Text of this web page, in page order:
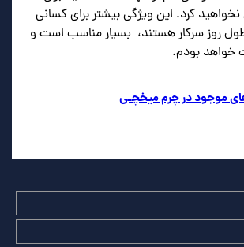
کرد. این ویژگی بیشتر برای کسانی
روز سرکار هستند، بسیار مناسب است و
خواهد بودم.
موجود در چرم میخچـی